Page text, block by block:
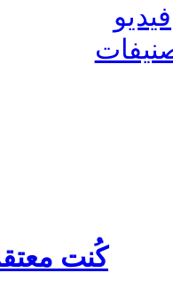
فيديو
كُنت معتقلاً -